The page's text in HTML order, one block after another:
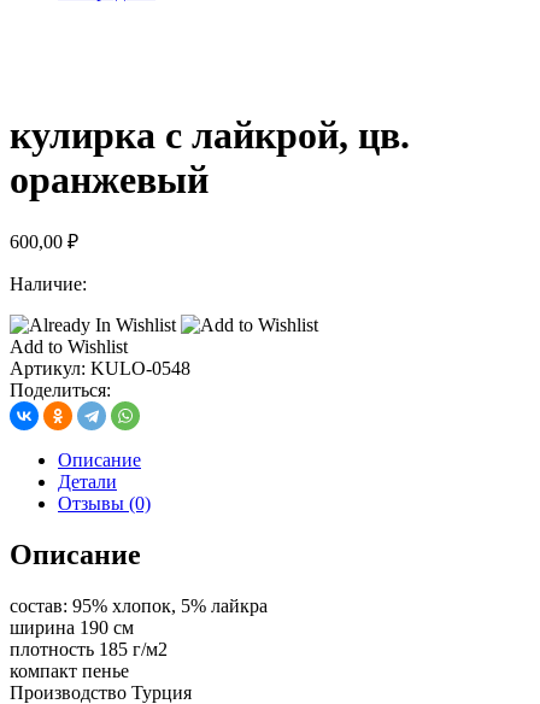
кулирка с лайкрой, цв.
оранжевый
600,00 ₽
Наличие:
Add to Wishlist
Артикул: KULO-0548
Поделиться:
Описание
Детали
Отзывы (0)
Описание
состав: 95% хлопок, 5% лайкра
ширина 190 см
плотность 185 г/м2
компакт пенье
Производство Турция